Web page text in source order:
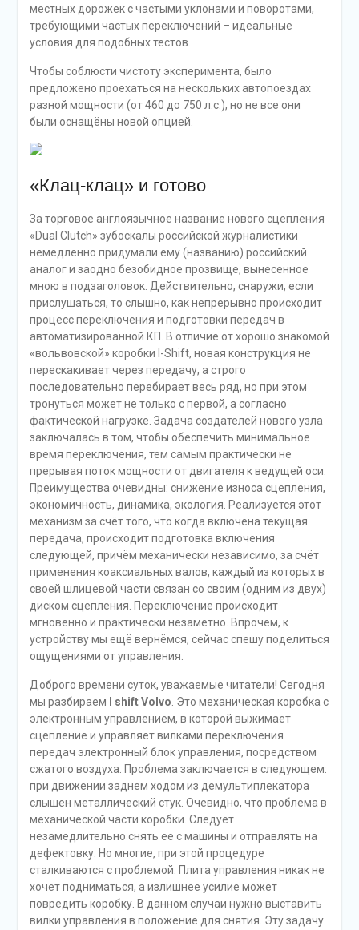
местных дорожек с частыми уклонами и поворотами,
требующими частых переключений – идеальные
условия для подобных тестов.
Чтобы соблюсти чистоту эксперимента, было
предложено проехаться на нескольких автопоездах
разной мощности (от 460 до 750 л.с.), но не все они
были оснащёны новой опцией.
«Клац-клац» и готово
За торговое англоязычное название нового сцепления
«Dual Clutch» зубоскалы российской журналистики
немедленно придумали ему (названию) российский
аналог и заодно безобидное прозвище, вынесенное
мною в подзаголовок. Действительно, снаружи, если
прислушаться, то слышно, как непрерывно происходит
процесс переключения и подготовки передач в
автоматизированной КП. В отличие от хорошо знакомой
«вольвовской» коробки I-Shift, новая конструкция не
перескакивает через передачу, а строго
последовательно перебирает весь ряд, но при этом
тронуться может не только с первой, а согласно
фактической нагрузке. Задача создателей нового узла
заключалась в том, чтобы обеспечить минимальное
время переключения, тем самым практически не
прерывая поток мощности от двигателя к ведущей оси.
Преимущества очевидны: снижение износа сцепления,
экономичность, динамика, экология. Реализуется этот
механизм за счёт того, что когда включена текущая
передача, происходит подготовка включения
следующей, причём механически независимо, за счёт
применения коаксиальных валов, каждый из которых в
своей шлицевой части связан со своим (одним из двух)
диском сцепления. Переключение происходит
мгновенно и практически незаметно. Впрочем, к
устройству мы ещё вернёмся, сейчас спешу поделиться
ощущениями от управления.
Доброго времени суток, уважаемые читатели! Сегодня
мы разбираем
I shift Volvo . Это механическая коробка с
электронным управлением, в которой выжимает
сцепление и управляет вилками переключения
передач электронный блок управления, посредством
сжатого воздуха. Проблема заключается в следующем:
при движении заднем ходом из демультиплекатора
слышен металлический стук. Очевидно, что проблема в
механической части коробки. Следует
незамедлительно снять ее с машины и отправлять на
дефектовку. Но многие, при этой процедуре
сталкиваются с проблемой. Плита управления никак не
хочет подниматься, а излишнее усилие может
повредить коробку. В данном случаи нужно выставить
вилки управления в положение для снятия. Эту задачу